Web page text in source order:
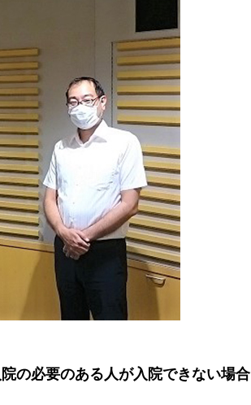
の必要のある人が入院できない場合